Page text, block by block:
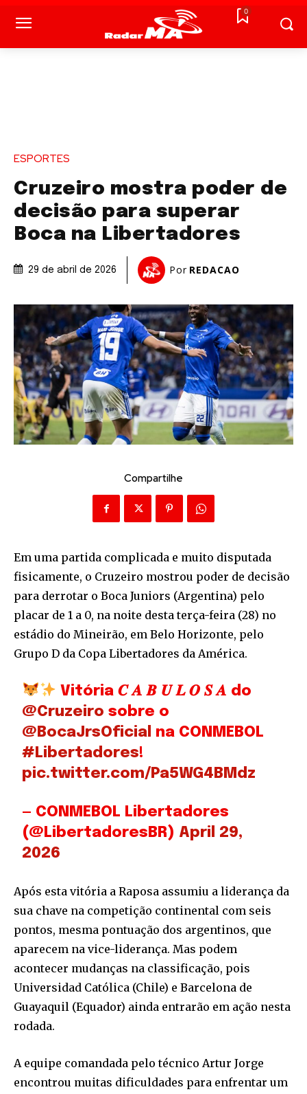
0
ESPORTES
Cruzeiro mostra poder de
decisão para superar
Boca na Libertadores
29 de abril de 2026 Por REDACAO
Compartilhe
Em uma partida complicada e muito disputada
fisicamente, o Cruzeiro mostrou poder de decisão
para derrotar o Boca Juniors (Argentina) pelo
placar de 1 a 0, na noite desta terça-feira (28) no
estádio do Mineirão, em Belo Horizonte, pelo
Grupo D da Copa Libertadores da América.
Vitória 𝑪 𝑨 𝑩 𝑼 𝑳 𝑶 𝑺 𝑨 do
@Cruzeiro sobre o
@BocaJrsOficial na CONMEBOL
#Libertadores!
pic.twitter.com/Pa5WG4BMdz
— CONMEBOL Libertadores
(@LibertadoresBR) April 29,
2026
Após esta vitória a Raposa assumiu a liderança da
sua chave na competição continental com seis
pontos, mesma pontuação dos argentinos, que
aparecem na vice-liderança. Mas podem
acontecer mudanças na classificação, pois
Universidad Católica (Chile) e Barcelona de
Guayaquil (Equador) ainda entrarão em ação nesta
rodada.
A equipe comandada pelo técnico Artur Jorge
encontrou muitas dificuldades para enfrentar um